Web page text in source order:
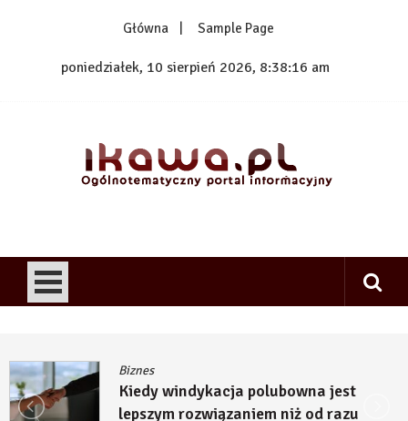
Główna Sample Page
poniedziałek, 10 sierpień 2026, 8:38:17 am
Biznes
Kiedy windykacja polubowna jest
lepszym rozwiązaniem niż od razu